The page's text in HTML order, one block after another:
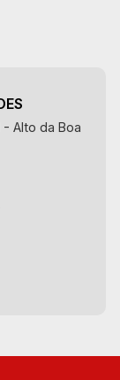
- Alto da Boa